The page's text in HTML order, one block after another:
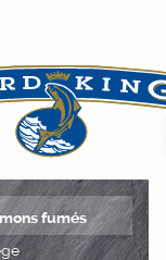
français
fumés